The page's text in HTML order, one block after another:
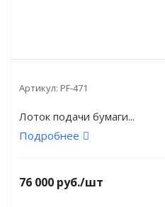
Артикул: PF-471
Лоток подачи бумаги...
Подробнее
76 000 руб./шт